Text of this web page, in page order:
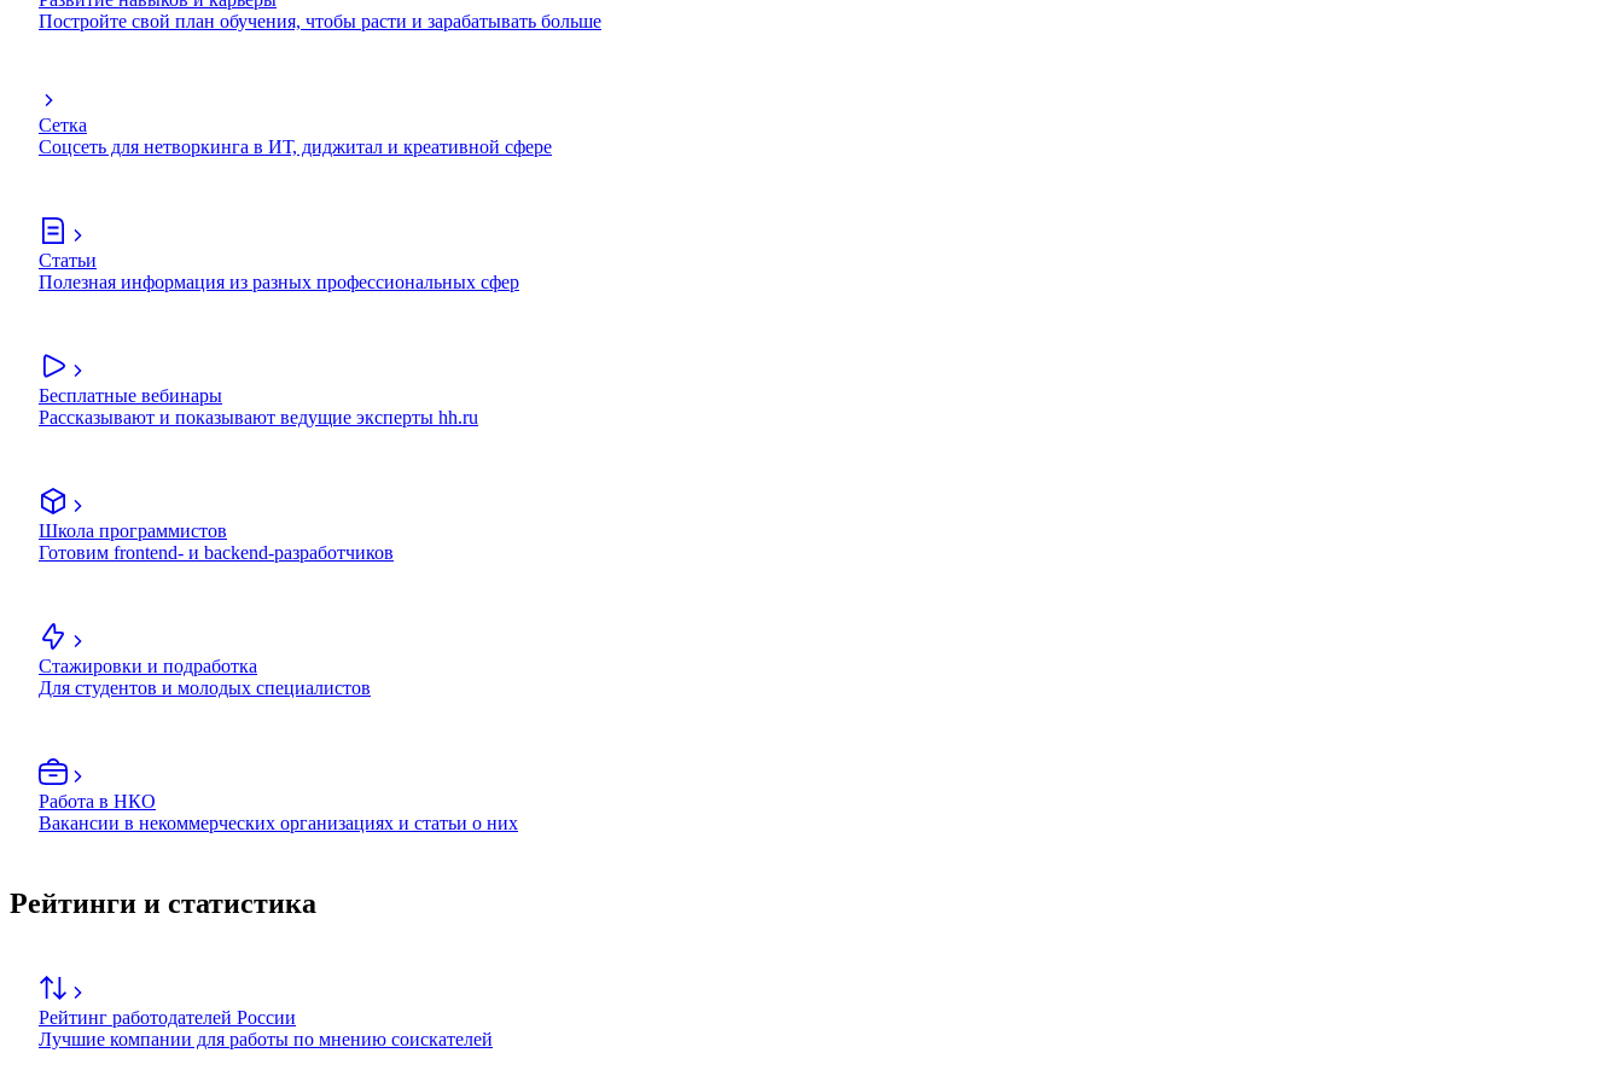
Постройте свой план обучения, чтобы расти и зарабатывать больше
Сетка
Соцсеть для нетворкинга в ИТ, диджитал и креативной сфере
Статьи
Полезная информация из разных профессиональных сфер
Бесплатные вебинары
Рассказывают и показывают ведущие эксперты hh.ru
Школа программистов
Готовим frontend- и backend-разработчиков
Стажировки и подработка
Для студентов и молодых специалистов
Работа в НКО
Вакансии в некоммерческих организациях и статьи о них
Рейтинги и статистика
Рейтинг работодателей России
Лучшие компании для работы по мнению соискателей